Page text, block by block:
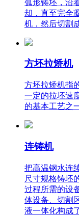
弧形铸坯，沿
却，直至完全
机，然后切割
方坯拉矫机
方坯拉矫机指
一定的拉坯速
的基本工艺之
连铸机
把高温钢水连
尺寸规格铸坯
过程所需的设
体设备、切割
液一体化构成